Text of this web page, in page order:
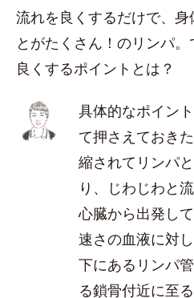
流れを良くするだけで、
とがたくさん！のリンパ
良くするポイントとは？
具体的なポイン
て押さえておき
縮されてリンパ
り、じわじわと
心臓から出発し
速さの血液に対
下にあるリンパ
る鎖骨付近に至